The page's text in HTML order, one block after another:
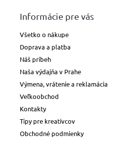
Informácie pre vás
Všetko o nákupe
Doprava a platba
Náš príbeh
Naša výdajňa v Prahe
Výmena, vrátenie a reklamácia
Veľkoobchod
Kontakty
Tipy pre kreatívcov
Obchodné podmienky